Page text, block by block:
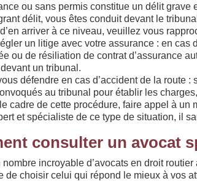
ou sans permis constitue un délit grave
délit, vous êtes conduit devant le
arriver à ce niveau, veuillez vous
un litige avec votre assurance : en cas
ou de résiliation de contrat d’assurance
un tribunal.
défendre en cas d’accident de la route
au tribunal pour établir les
cadre de cette procédure, faire appel à
et spécialiste de ce type de situation, il
consulter un avocat
nombre incroyable d’avocats en droit
de choisir celui qui répond le mieux à vos